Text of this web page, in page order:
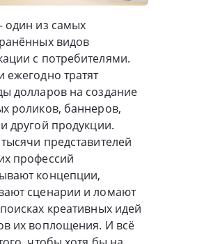
один из самых
видов
с потребителями.
ежегодно тратят
долларов на создание
роликов, баннеров,
другой продукции.
представителей
профессий
концепции,
сценарии и ломают
креативных идей
их воплощения. И всё